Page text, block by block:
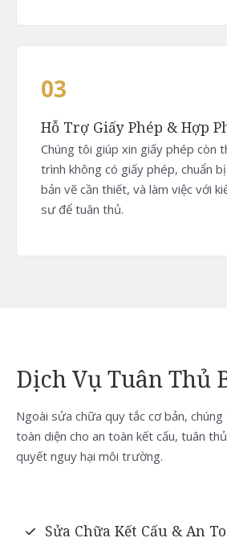
03
Hỗ Trợ Giấy Phép & Hợp
Chúng tôi giúp xin giấy phép còn
trình không có giấy phép, chuẩn
bản vẽ cần thiết, và làm việc với
sư để tuân thủ.
Dịch Vụ Tuân Thủ
Ngoài sửa chữa quy tắc cơ bản,
toàn diện cho an toàn kết cấu, tuân
quyết nguy hại môi trường.
Sửa Chữa Kết Cấu & An